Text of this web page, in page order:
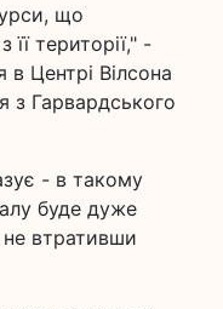
що
території," -
в Центрі Вілсона
з Гарвардського
- в такому
буде дуже
втративши